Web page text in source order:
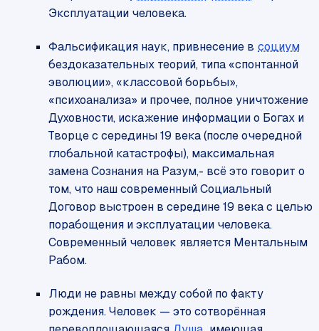
Эксплуатации человека.
Фальсификация наук, привнесение в социум
бездоказательных теорий, типа «спонтанной
эволюции», «классовой борьбы»,
«психоанализа» и прочее, полное уничтожение
Духовности, искажение информации о Богах и
Творце с середины 19 века (после очередной
глобальной катастрофы), максимальная
замена Сознания на Разум,- всё это говорит о
том, что наш современный Социальный
Договор выстроен в середине 19 века с целью
порабощения и эксплуатации человека.
Современный человек является Ментальным
Рабом.
Люди не равны между собой по факту
рождения. Человек — это сотворённая